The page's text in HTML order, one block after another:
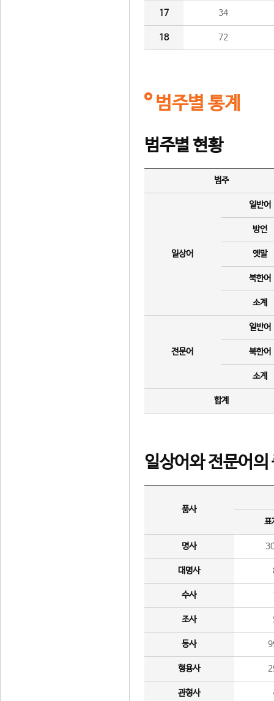
17 34
18 72
범주별 통계
범주별 현황
범주
일상어
일반어
방언
옛말
북한어
소계
전문어
일반어
북한어
소계
합계
일상어와 전문어의
품사
표
명사
대명사
수사
조사
동사
형용사
관형사